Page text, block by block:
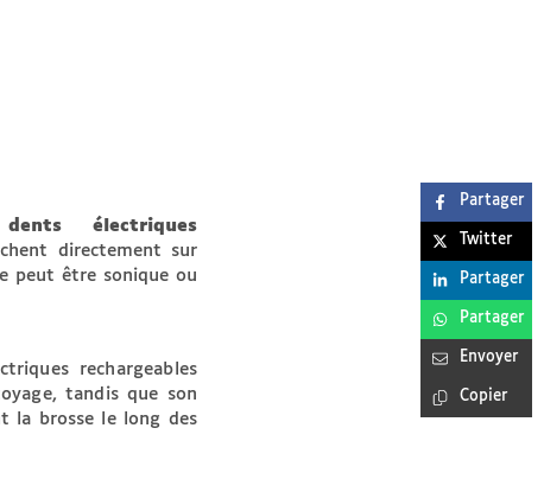
électriques
directement sur
peut être sonique ou
rechargeables
tandis que son
la brosse le long des
Partager
Twitter
Partager
Partager
Envoyer
Copier